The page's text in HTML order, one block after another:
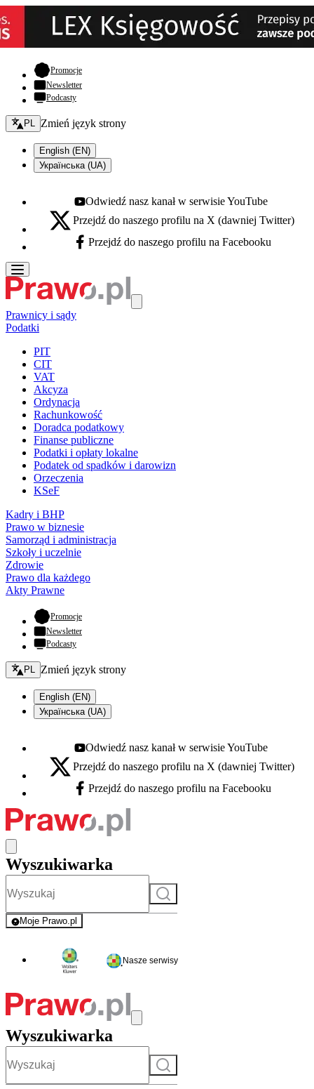
Promocje- otwiera się w nowej karcie
Newsletter
Podcasty
Zmień język - bieżący:
PL Zmień język strony
English (EN)
Українська (UA)
Youtube - otwiera się w nowej karcie
Odwiedź nasz kanał w serwisie YouTube
X - otwiera się w nowej karcie
Przejdź do naszego profilu na X (dawniej Twitter)
Facebook - otwiera się w nowej karcie
Przejdź do naszego profilu na Facebooku
Prawnicy i sądy
Podatki
PIT
CIT
VAT
Akcyza
Ordynacja
Rachunkowość
Doradca podatkowy
Finanse publiczne
Podatki i opłaty lokalne
Podatek od spadków i darowizn
Orzeczenia
KSeF
Kadry i BHP
Prawo w biznesie
Samorząd i administracja
Szkoły i uczelnie
Zdrowie
Prawo dla każdego
Akty Prawne
Promocje- otwiera się w nowej karcie
Newsletter
Podcasty
Zmień język - bieżący:
PL Zmień język strony
English (EN)
Українська (UA)
Youtube - otwiera się w nowej karcie
Odwiedź nasz kanał w serwisie YouTube
X - otwiera się w nowej karcie
Przejdź do naszego profilu na X (dawniej Twitter)
Facebook - otwiera się w nowej karcie
Przejdź do naszego profilu na Facebooku
Wyszukiwarka
Szukaj
Moje Prawo.pl
- rejestracja i logowanie do serwisu
Nasze serwisy
Wyszukiwarka
Szukaj